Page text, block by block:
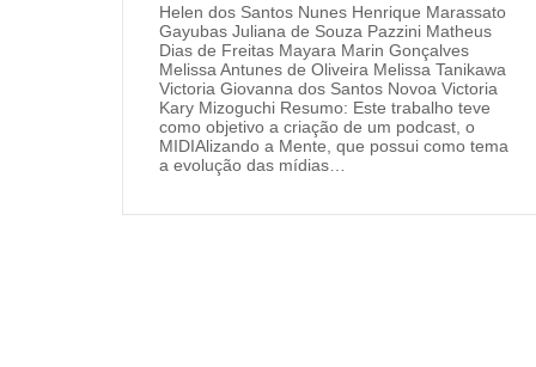
Helen dos Santos Nunes Henrique Marassato
Gayubas Juliana de Souza Pazzini Matheus
Dias de Freitas Mayara Marin Gonçalves
Melissa Antunes de Oliveira Melissa Tanikawa
Victoria Giovanna dos Santos Novoa Victoria
Kary Mizoguchi Resumo: Este trabalho teve
como objetivo a criação de um podcast, o
MIDIAlizando a Mente, que possui como tema
a evolução das mídias…